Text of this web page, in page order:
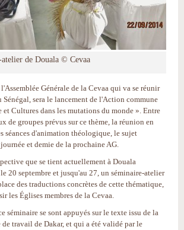
de Douala © Cevaa
Générale de la Cevaa qui va se réunir
Sénégal, sera le lancement de l'Action commune
Cultures dans les mutations du monde ». Entre
de groupes prévus sur ce thème, la réunion en
séances d'animation théologique, le sujet
et demie de la prochaine AG.
que se tient actuellement à Douala
20 septembre et jusqu'au 27, un séminaire-atelier
des traductions concrètes de cette thématique,
les Églises membres de la Cevaa.
séminaire se sont appuyés sur le texte issu de la
travail de Dakar, et qui a été validé par le